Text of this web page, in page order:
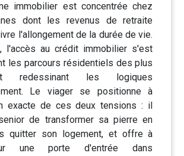
immobilier est concentrée chez
dont les revenus de retraite
l'allongement de la durée de vie.
l'accès au crédit immobilier s'est
les parcours résidentiels des plus
redessinant les logiques
Le viager se positionne à
exacte de ces deux tensions : il
de transformer sa pierre en
quitter son logement, et offre à
une porte d'entrée dans